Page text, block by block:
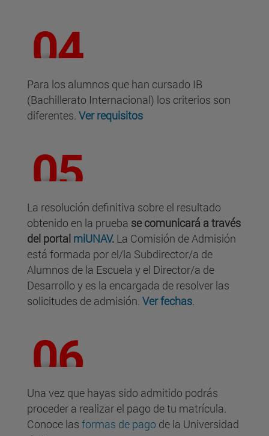
Para los alumnos que han cursado IB
(Bachillerato Internacional) los criterios son
diferentes. Ver requisitos
La resolución definitiva sobre el resultado
obtenido en la prueba se comunicará a través
del portal miUNAV. La Comisión de Admisión
está formada por el/la Subdirector/a de
Alumnos de la Escuela y el Director/a de
Desarrollo y es la encargada de resolver las
solicitudes de admisión. Ver fechas.
Una vez que hayas sido admitido podrás
proceder a realizar el pago de tu matrícula.
Conoce las formas de pago de la Universidad